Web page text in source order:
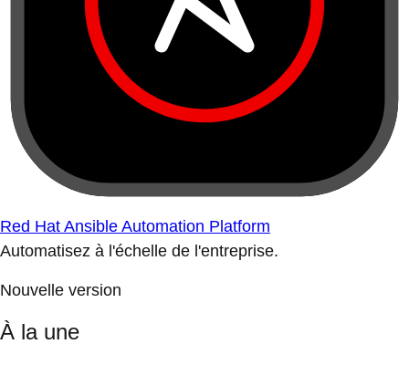
Red Hat Ansible Automation Platform
Automatisez à l'échelle de l'entreprise.
Nouvelle version
À la une